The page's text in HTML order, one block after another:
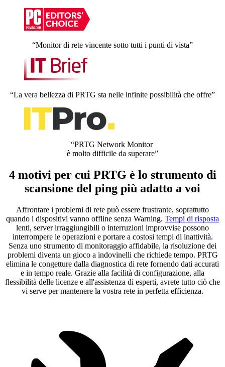
“Monitor di rete vincente sotto tutti i punti di vista”
“La vera bellezza di PRTG sta nelle infinite possibilità che offre”
“PRTG Network Monitor
è molto difficile da superare”
4 motivi per cui PRTG è lo strumento di
scansione del ping più adatto a voi
Affrontare i problemi di rete può essere frustrante, soprattutto
quando i dispositivi vanno offline senza Warning. Tempi di risposta
lenti, server irraggiungibili o interruzioni improvvise possono
interrompere le operazioni e portare a costosi tempi di inattività.
Senza uno strumento di monitoraggio affidabile, la risoluzione dei
problemi diventa un gioco a indovinelli che richiede tempo. PRTG
elimina le congetture dalla diagnostica di rete fornendo dati accurati
e in tempo reale. Grazie alla facilità di configurazione, alla
flessibilità delle licenze e all'assistenza di esperti, avrete tutto ciò che
vi serve per mantenere la vostra rete in perfetta efficienza.